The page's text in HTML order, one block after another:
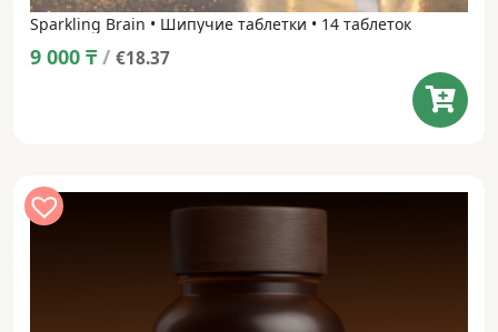
Sparkling Brain • Шипучие таблетки • 14 таблеток
9 000 ₸ / €18.37